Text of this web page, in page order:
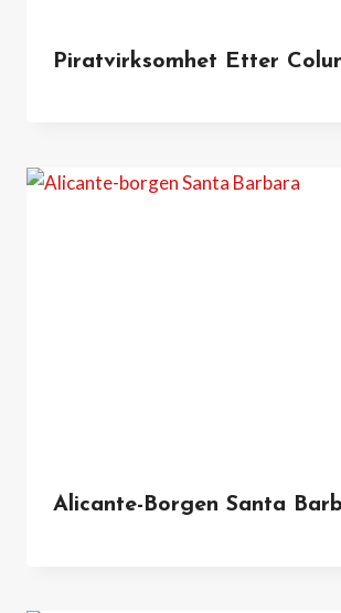
Piratvirksomhet Etter
Alicante-Borgen Santa